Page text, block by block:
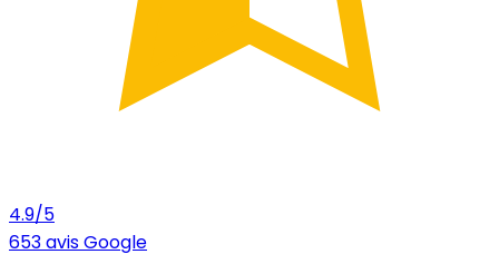
4.9/5
653avis Google